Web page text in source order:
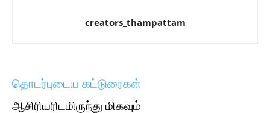
creators_thampattam
தொடர்புடைய கட்டுரைகள்
ஆசிரியரிடமிருந்து மிகவும்